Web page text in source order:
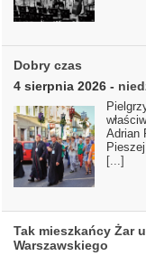
Dobry czas
4 sierpnia 2026 -
Adrian
[...]
Tak mieszkańcy Żar
Warszawskiego